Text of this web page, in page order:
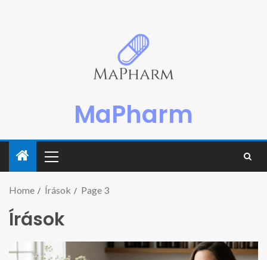
MaPharm
Home Írások Page 3
Írások